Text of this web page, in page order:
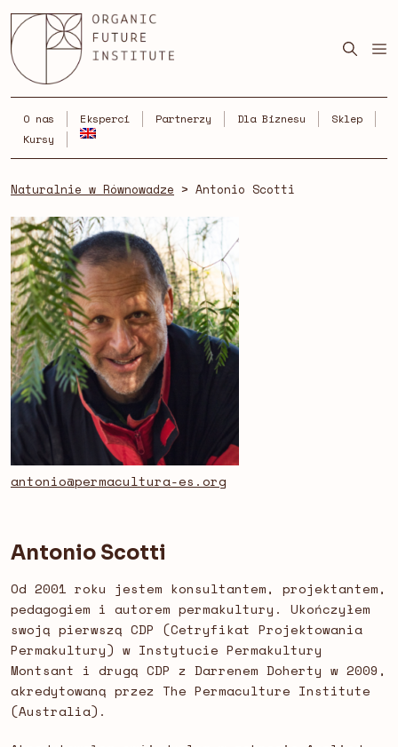
Skip
to
content
O nas Eksperci Partnerzy Dla Biznesu
Sklep
Kursy
Naturalnie w Równowadze > Antonio Scotti
antonio@permacultura-es.org
Antonio Scotti
Od 2001 roku jestem konsultantem, projektantem,
pedagogiem i autorem permakultury. Ukończyłem
swoją pierwszą CDP (Cetryfikat Projektowania
Permakultury) w Instytucie Permakultury
Montsant i drugą CDP z Darrenem Doherty w 2009,
akredytowaną przez The Permaculture Institute
(Australia).